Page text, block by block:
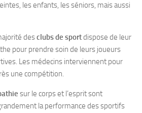
les enfants, les séniors, mais aussi
desclubs de sportdispose de leur
pour prendre soin de leurs joueurs
Les médecins interviennent pour
une compétition.
sur le corps et l’esprit sont
la performance des sportifs